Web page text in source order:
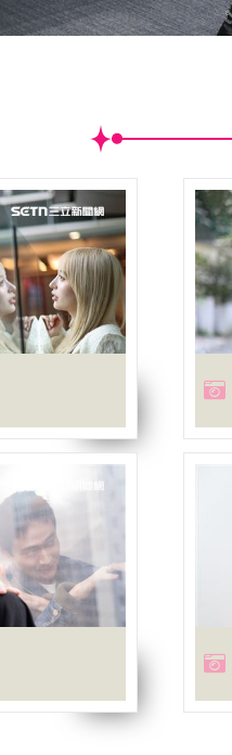
FOR ART''''S SAKE